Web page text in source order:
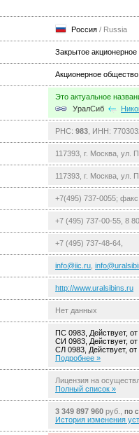
Россия / Russia
Закрытое
Акционерное
Это актуальное
УралСиб
РНС: 983 , ИНН:
117393, г. Москва, ул.
117393, г. Москва, ул.
+7(495) 737-0055;
+7 (495) 737-00-55, 8
+7 (495) 737-48-64,
info@iic.ru
http://www.uralsibins.ru
Нет данных
ПС 0983, Действует,
СИ 0983, Действует,
СЛ 0983, Действует, от
Подробнее »
Лицензия на
Полный список »
3 349 897 960 руб., по
История изменения